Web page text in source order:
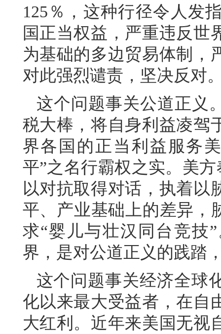
125％，这种行径令人发
国正当权益，严重违反世
为基础的多边贸易体制，
对此强烈谴责，坚决反对
这个问题事关公道正义
税大棒，将自身利益凌驾
界各国的正当利益服务
平”之名行霸权之实。美
以对抗取得对话，执着以
平、产业基础上的差异，
求“婴儿与壮汉同台竞技
界，是对公道正义的践踏
这个问题事关经济全球
化以来最大受益者，在自
大红利。近年来美国无视